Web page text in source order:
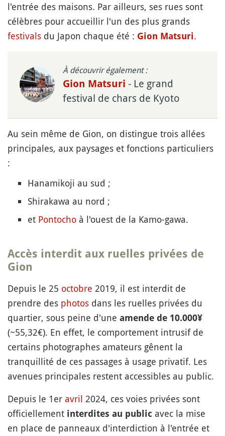
l'entrée des maisons. Par ailleurs, ses rues sont
célèbres pour accueillir l'un des plus grands
festivals du Japon chaque été : Gion Matsuri.
À découvrir également :
Gion Matsuri - Le grand
festival de chars de Kyoto
Au sein même de Gion, on distingue trois allées
principales, aux paysages et fonctions particuliers
:
Hanamikoji au sud ;
Shirakawa au nord ;
et Pontocho à l'ouest de la Kamo-gawa.
Accès interdit aux ruelles privées de
Gion
Depuis le 25 octobre 2019, il est interdit de
prendre des photos dans les ruelles privées du
quartier, sous peine d'une amende de 10.000¥
(~55,32€). En effet, le comportement intrusif de
certains photographes amateurs gênent la
tranquillité de ces passages à usage privatif. Les
avenues principales restent accessibles au public.
Depuis le 1er avril 2024, ces voies privées sont
officiellement interdites au public avec la mise
en place de panneaux d'interdiction à l'entrée et